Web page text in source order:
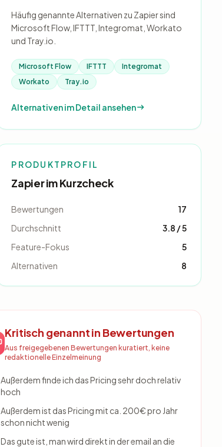
Häufig genannte Alternativen zu Zapier sind
Microsoft Flow, IFTTT, Integromat, Workato
und Tray.io.
Microsoft Flow IFTTT
Integromat
Workato
Tray.io
Alternativen im Detail ansehen
PRODUKTPROFIL
Zapier im Kurzcheck
Bewertungen
17
Durchschnitt
3.8 / 5
Feature-Fokus
5
Alternativen
8
Kritisch genannt in Bewertungen
Aus freigegebenen Bewertungen kuratiert, keine
redaktionelle Einzelmeinung
Außerdem finde ich das Pricing sehr doch relativ
hoch
Außerdem ist das Pricing mit ca. 200€ pro Jahr
schon nicht wenig
Das gute ist, man wird direkt in der email an die